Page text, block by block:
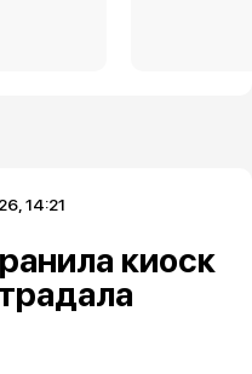
14:21
киоск